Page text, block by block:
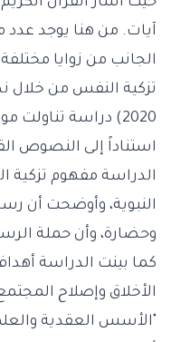
آيات. من هنا يوجد عدد
الجانب من زوايا
تزكية النفس من
2020) دراسة
استناداً إلى النصوص
الدراسة مفهوم تزكية
النبوية، وأوضحت أن
وحضارة، وأن حملة
كما بينت الدراسة
الأخلاق وإصلاح
"الأسس العقدية